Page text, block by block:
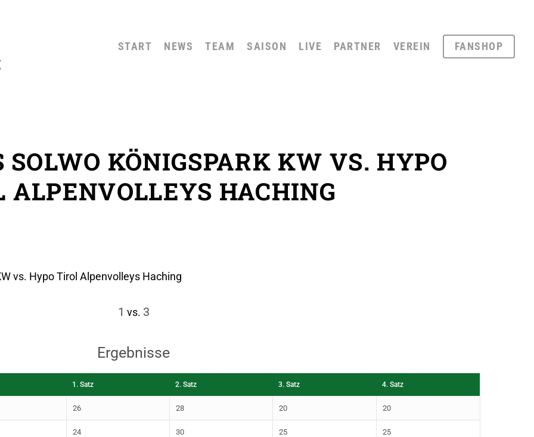
START NEWS TEAM SAISON LIVE PARTNER VEREIN FANSHOP
SOLWO KÖNIGSPARK KW VS. HYPO
ALPENVOLLEYS HACHING
vs. Hypo Tirol Alpenvolleys Haching
1 vs. 3
Ergebnisse
1. Satz 2. Satz 3. Satz 4. Satz
26 28 20 20
24 30 25 25